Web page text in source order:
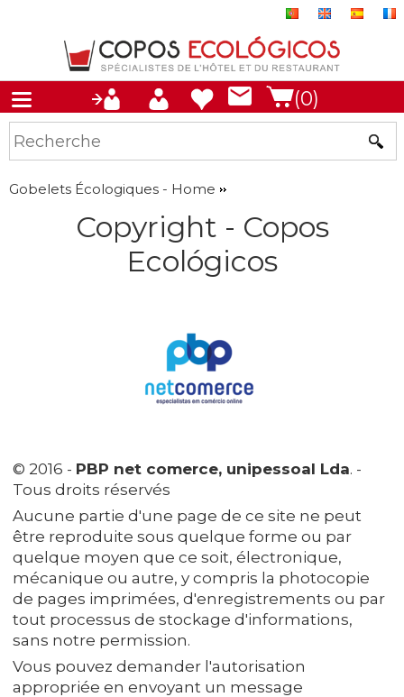
(0)
Gobelets Écologiques - Home
Copyright - Copos
Ecológicos
© 2016 - PBP net comerce, unipessoal Lda. -
Tous droits réservés
Aucune partie d'une page de ce site ne peut
être reproduite sous quelque forme ou par
quelque moyen que ce soit, électronique,
mécanique ou autre, y compris la photocopie
de pages imprimées, d'enregistrements ou par
tout processus de stockage d'informations,
sans notre permission.
Vous pouvez demander l'autorisation
appropriée en envoyant un message